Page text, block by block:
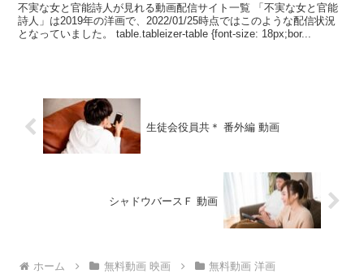
不実な女と官能詩人が見れる動画配信サイト一覧 「不実な女と官能
詩人」は2019年の洋画で、2022/01/25時点ではこのような配信状況
となっていました。 table.tableizer-table {font-size: 18px;bor...
生徒会役員共＊ 番外編 動画
シャドウバースＦ 動画
ホーム 無料動画 映画 無料動画 洋画